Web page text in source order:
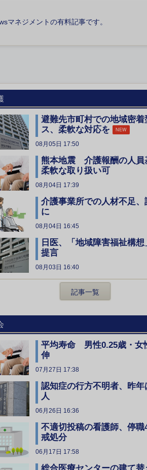
マネジメントの有料記事です。
避難先市町村での地域密着
ス、柔軟な対応を
NEW
08月05日 17:50
熊本地震 介護報酬の人員
柔軟な取り扱い可
08月04日 17:39
介護事業所での人材不足、
に
08月04日 16:45
日医、「地域障害福祉構
提言
08月03日 16:40
記事一覧
平均寿命 男性0.25歳・女
伸
07月27日 17:38
認知症の行方不明者、昨年
人
06月26日 16:36
不適切投稿の看護師、停職
戒処分
06月17日 17:58
総合医療センターの建て替